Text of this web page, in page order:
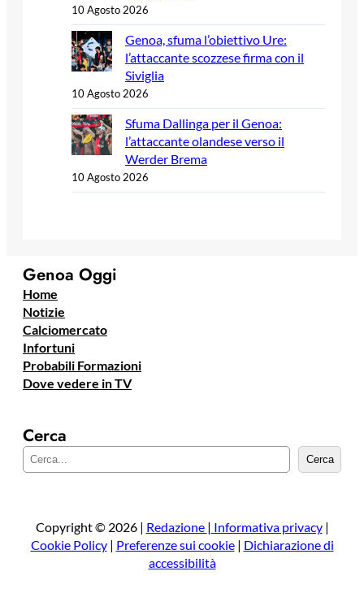
10 Agosto 2026
Genoa, sfuma l’obiettivo Ure:
l’attaccante scozzese firma con il
Siviglia
10 Agosto 2026
Sfuma Dallinga per il Genoa:
l’attaccante olandese verso il
Werder Brema
10 Agosto 2026
Genoa Oggi
Home
Notizie
Calciomercato
Infortuni
Probabili Formazioni
Dove vedere in TV
Cerca
e
a
Cerca
Copyright © 2026 | Redazione | Informativa privacy|
Cookie Policy| Preferenze sui cookie| Dichiarazione di
accessibilità